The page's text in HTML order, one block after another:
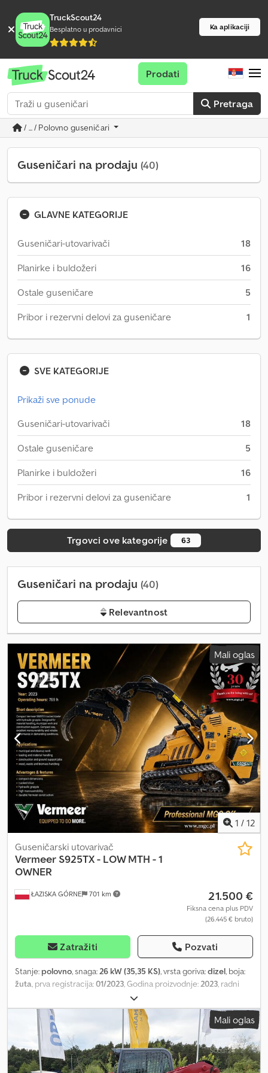
TruckScout24
Besplatno u prodavnici Ka aplikaciji
Pretraga
Prodati
/ ... / Polovno guseničari
Guseničari na prodaju (40)
GLAVNE KATEGORIJE
Guseničari-utovarivači 18
Planirke i buldožeri 16
Ostale guseničare 5
Pribor i rezervni delovi za guseničare 1
SVE KATEGORIJE
Prikaži sve ponude
Guseničari-utovarivači
18
Ostale guseničare 5
Planirke i buldožeri 16
Pribor i rezervni delovi za guseničare 1
Trgovci ove kategorije 63
Guseničari na prodaju (40)
Relevantnost
Mali oglas
1 / 12
ŁAZISKA GÓRNE 701 km
Guseničarski utovarivač
Vermeer S925TX - LOW MTH - 1
OWNER
21.500 €
Fiksna cena plus PDV
(26.445 € bruto)
Zatražiti Pozvati
Stanje: polovno, snaga:26 kW (35,35 KS), vrsta goriva:dizel, boja:
žuta, prva registracija:01/2023, Godina proizvodnje:2023, radni
, = Dodatne opcije i pribor = - Centralno podmazivanje =
Napomene = Ovlašćeni SUBARU diler nudi profesionalni nosač
opreme sa različitom priključnom opremom za različite namene.
Trenutno nudimo grabilicu za bale ili transport teškog kamena ili
ploča. Ova mašina je idealna za preduzeća koja se oslanjaju na
izdržljivu i pouzdanu opremu. Ovo nije kineska mašina, već
Mali oglas